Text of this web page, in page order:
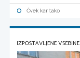
Čvek kar tako
IZPOSTAVLJENE VSEBINE